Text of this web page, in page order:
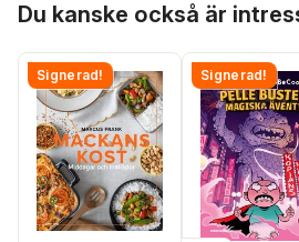
Du kanske också är
Signerad! Signerad!